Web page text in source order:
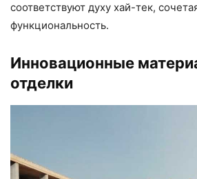
соответствуют духу хай-тек,
функциональность.
Инновационные
отделки